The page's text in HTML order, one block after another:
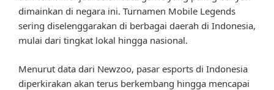
dimainkan di negara ini. Turnamen Mobile Legends
sering diselenggarakan di berbagai daerah di Indonesia,
mulai dari tingkat lokal hingga nasional.
Menurut data dari Newzoo, pasar esports di Indonesia
diperkirakan akan terus berkembang hingga mencapai